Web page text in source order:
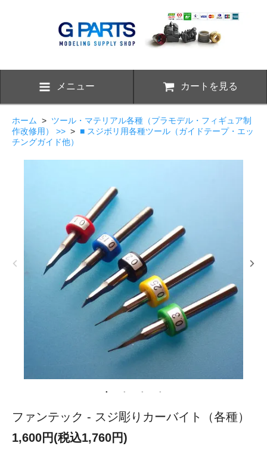
メニュー カートを見る
ホーム > ツール・マテリアル各種（プラモデル・フィギュア制
作改修用） >> > ■ スジボリ用各種ツール（ガイドテープ・エッ
チングガイド他）
ファンテック - スジ彫りカーバイト（各種）
1,600円(税込1,760円)